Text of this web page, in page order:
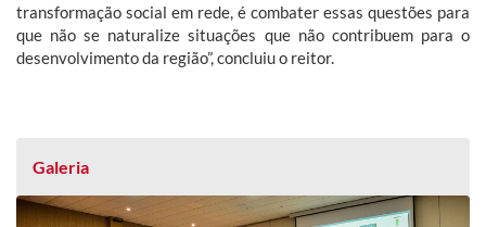
transformação social em rede, é combater essas questões para
que não se naturalize situações que não contribuem para o
desenvolvimento da região”, concluiu o reitor.
Galeria